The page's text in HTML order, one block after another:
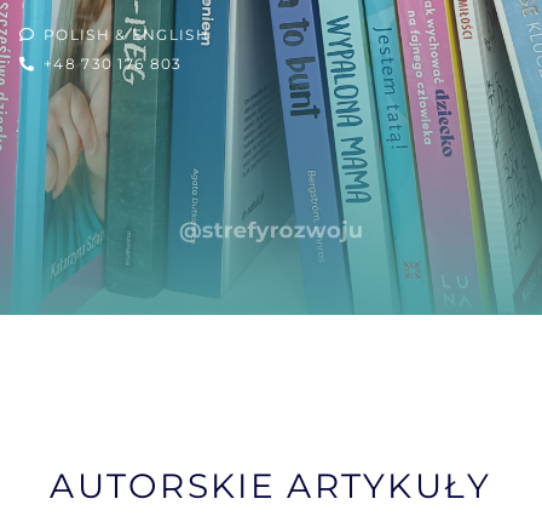
POLISH & ENGLISH
+48 730 176 803
AUTORSKIE ARTYKUŁY